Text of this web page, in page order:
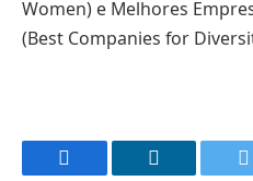
Women) e Melhores
(Best Companies for